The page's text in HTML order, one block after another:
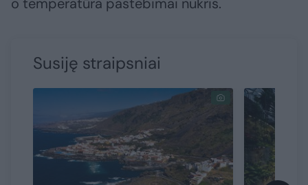
o temperatūra pastebimai nukris.
Susiję straipsniai